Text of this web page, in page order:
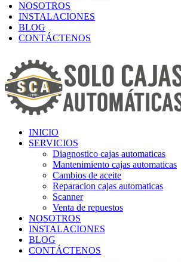
NOSOTROS
INSTALACIONES
BLOG
CONTÁCTENOS
INICIO
SERVICIOS
Diagnostico cajas automaticas
Mantenimiento cajas automaticas
Cambios de aceite
Reparacion cajas automaticas
Scanner
Venta de repuestos
NOSOTROS
INSTALACIONES
BLOG
CONTÁCTENOS